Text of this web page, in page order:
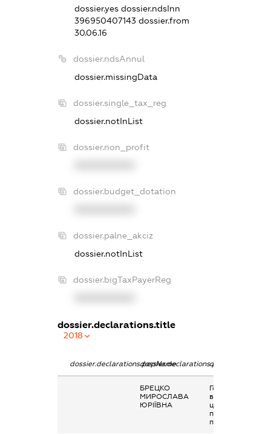
dossier.yesdossier.ndsInn
396950407143dossier.from
30.06.16
dossier.ndsAnnul
dossier.missingData
dossier.single_tax_reg
dossier.notInList
dossier.non_profit
dossier.budget_dotation
dossier.palne_akciz
dossier.notInList
dossier.bigTaxPayerReg
dossier.declarations.title
2018
dossier.declarations.pepNamedossier.declarations.personName
БРЕЦКО
МИРОСЛАВА
ЮРІЇВНА
Гонорари та інші
виплати згідно з
цивільно-
правовим
правочинами